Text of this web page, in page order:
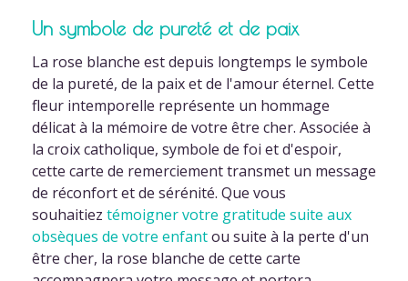
Un symbole de pureté et de paix
La rose blanche est depuis longtemps le symbole
de la pureté, de la paix et de l'amour éternel. Cette
fleur intemporelle représente un hommage
délicat à la mémoire de votre être cher. Associée à
la croix catholique, symbole de foi et d'espoir,
cette carte de remerciement transmet un message
de réconfort et de sérénité. Que vous
souhaitiez témoigner votre gratitude suite aux
obsèques de votre enfantou suite à la perte d'un
être cher, la rose blanche de cette carte